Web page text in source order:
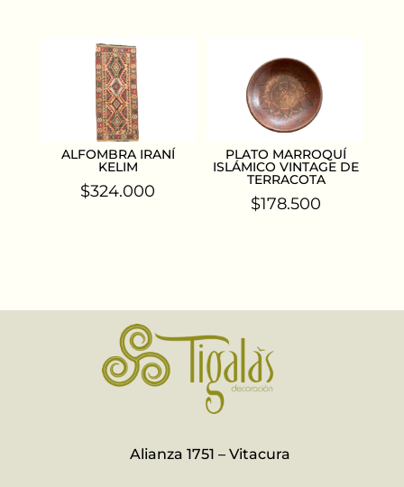
ALFOMBRA IRANÍ
KELIM
$324.000
PLATO MARROQUÍ
ISLÁMICO VINTAGE DE
TERRACOTA
$178.500
Alianza 1751 – Vitacura